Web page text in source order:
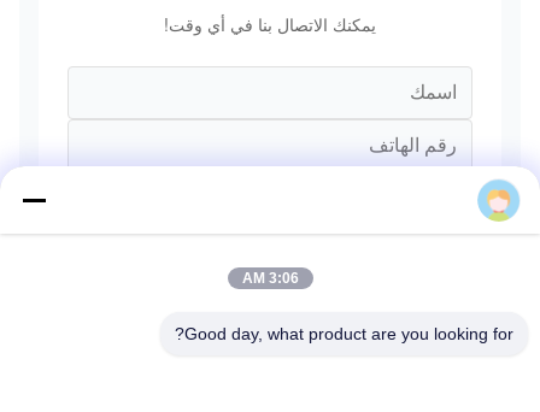
يمكنك الاتصال بنا في أي وقت!
3:06 AM
Good day, what product are you looking for?